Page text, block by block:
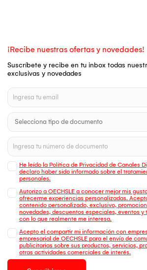
¡Recibe nuestras ofertas y novedades!
Suscríbete y recibe en tu inbox todas
exclusivas y novedades
He leído la Política de Privacidad de Canales
declaro haber sido informado sobre el
personales.
Autorizo a OECHSLE a conocer mejor mis
ofrecerme experiencias personalizadas.
contenido personalizado, exclusivo,
novedades, descuentos especiales, eventos y
con lo que realmente me interesa.
Acepto el compartir mi información con
empresarial de OECHSLE para el envío de
publicitarias sobre sus productos, servicios,
otras actividades comerciales de interés.